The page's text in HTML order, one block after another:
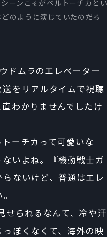
ーンこそがベルトーチカとい
のように演じていたのだろ
ドムラのエレベーター
をリアルタイムで視聴
わかりませんでしたけ
ーチカって可愛いな
いよね。『機動戦士ガ
ないけど、普通はエレ
られるなんて、冷や汗
ぽくなくて、海外の映